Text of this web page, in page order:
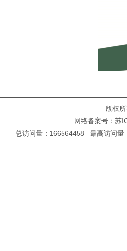
版权
网络备案号： 苏
总访问量：166564458 最高访问